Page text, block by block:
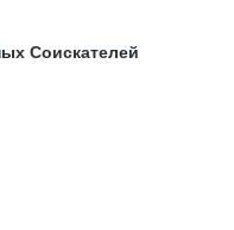
Соискателей